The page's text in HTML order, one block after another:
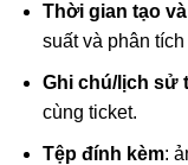
Thời gian tạo
suất và phân tích
Ghi chú/lịch sử
cùng ticket.
Tệp đính kèm: